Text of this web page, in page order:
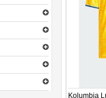
Kolumbia